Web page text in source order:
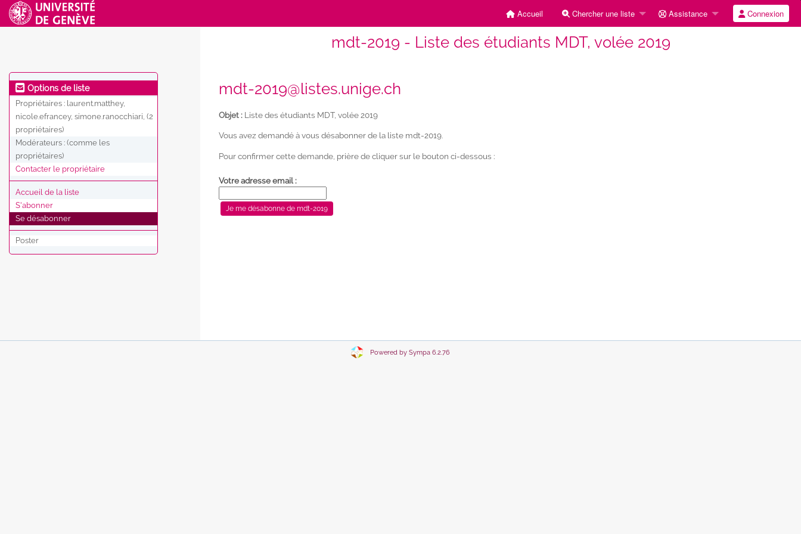
Accueil Chercher une liste Assistance Connexion
mdt-2019 - Liste des étudiants MDT, volée 2019
Options de liste
Propriétaires : laurent.matthey,
nicole.efrancey, simone.ranocchiari, (2
propriétaires)
Modérateurs : (comme les
propriétaires)
Contacter le propriétaire
Accueil de la liste
S'abonner
Se désabonner
Poster
mdt-2019@listes.unige.ch
Objet : Liste des étudiants MDT, volée 2019
Vous avez demandé à vous désabonner de la liste mdt-2019.
Pour confirmer cette demande, prière de cliquer sur le bouton ci-dessous :
Votre adresse email :
Powered by Sympa 6.2.76